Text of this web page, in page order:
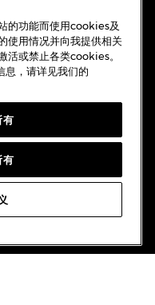
的功能而使用cookies及
使用情况并向我提供相关
活或禁止各类cookies。
，请详见我们的
有
有